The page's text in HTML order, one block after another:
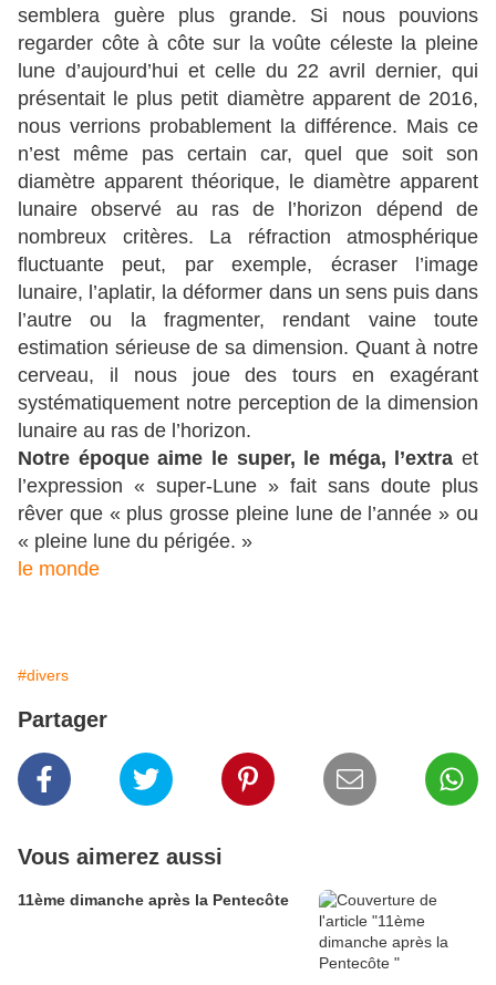
semblera guère plus grande. Si nous pouvions
regarder côte à côte sur la voûte céleste la pleine
lune d’aujourd’hui et celle du 22 avril dernier, qui
présentait le plus petit diamètre apparent de 2016,
nous verrions probablement la différence. Mais ce
n’est même pas certain car, quel que soit son
diamètre apparent théorique, le diamètre apparent
lunaire observé au ras de l’horizon dépend de
nombreux critères. La réfraction atmosphérique
fluctuante peut, par exemple, écraser l’image
lunaire, l’aplatir, la déformer dans un sens puis dans
l’autre ou la fragmenter, rendant vaine toute
estimation sérieuse de sa dimension. Quant à notre
cerveau, il nous joue des tours en exagérant
systématiquement notre perception de la dimension
lunaire au ras de l’horizon.
Notre époque aime le super, le méga, l’extra et
l’expression « super-Lune » fait sans doute plus
rêver que « plus grosse pleine lune de l’année » ou
« pleine lune du périgée. »
le monde
#divers
Partager
Vous aimerez aussi
11ème dimanche après la Pentecôte